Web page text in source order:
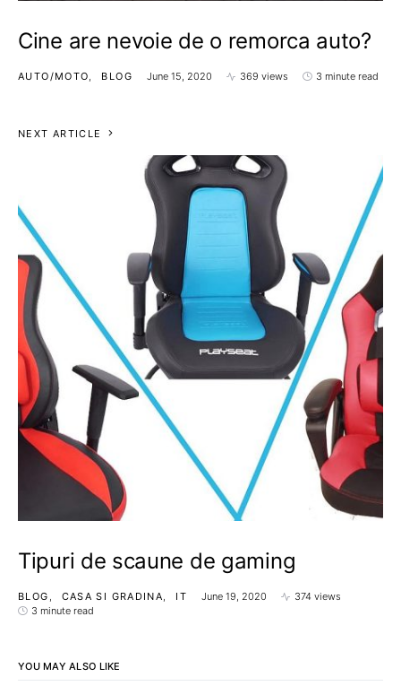
Cine are nevoie de o remorca auto?
AUTO/MOTO BLOG June 15, 2020 369 views 3 minute read
NEXT ARTICLE
Tipuri de scaune de gaming
BLOG CASA SI GRADINA IT June 19, 2020
374 views
3 minute read
YOU MAY ALSO LIKE